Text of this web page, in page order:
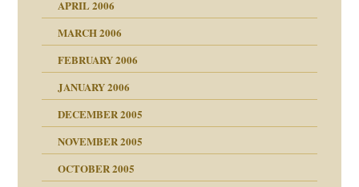
APRIL 2006
MARCH 2006
FEBRUARY 2006
JANUARY 2006
DECEMBER 2005
NOVEMBER 2005
OCTOBER 2005